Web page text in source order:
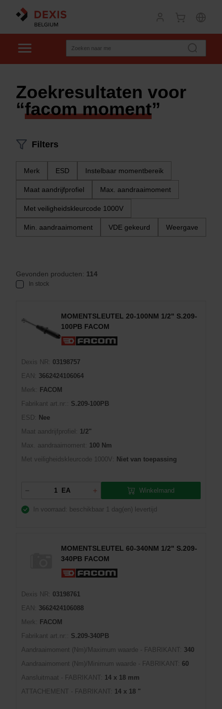
Zoekresultaten voor
“facom moment”
Filters
Merk ESD Instelbaar momentbereik
Maat aandrijfprofiel Max. aandraaimoment
Met veiligheidskleurcode 1000V
Min. aandraaimoment VDE gekeurd Weergave
Gevonden producten: 114
In stock
MOMENTSLEUTEL 20-100NM 1/2" S.209-
100PB FACOM
Dexis NR:
03198757
EAN:
3662424106064
Merk:
FACOM
Fabrikant art.nr::
S.209-100PB
ESD:
Nee
Maat aandrijfprofiel:
1/2"
Max. aandraaimoment:
100 Nm
Met veiligheidskleurcode 1000V:
Niet van toepassing
EA Winkelmand
In voorraad: beschikbaar 1 dag(en) levertijd
MOMENTSLEUTEL 60-340NM 1/2" S.209-
340PB FACOM
Dexis NR:
03198761
EAN:
3662424106088
Merk:
FACOM
Fabrikant art.nr::
S.209-340PB
Aandraaimoment (Nm)/Maximum waarde - FABRIKANT: 340
Aandraaimoment (Nm)/Minimum waarde - FABRIKANT: 60
Aansluitmaat - FABRIKANT: 14 x 18 mm
ATTACHEMENT - FABRIKANT: 14 x 18 "